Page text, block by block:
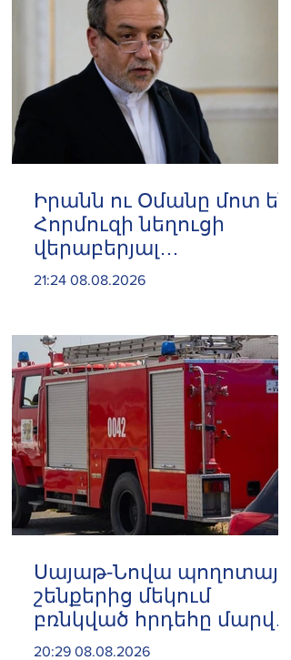
Իրանն ու Օմանը մոտ են
Հորմուզի նեղուցի
վերաբերյալ
համաձայնության
21:24 08.08.2026
Սայաթ-Նովա պողոտայի
շենքերից մեկում
բռնկված հրդեհը մարվել
է
20:29 08.08.2026